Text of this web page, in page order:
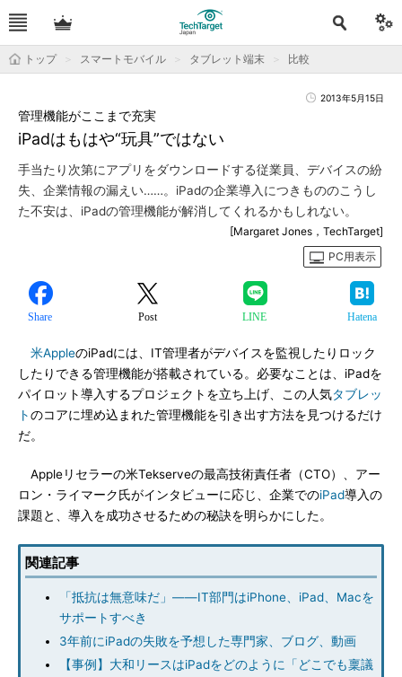
トップ スマートモバイル タブレット端末 比較
2013年5月15日
iPadはもはや“玩具”ではない
管理機能がここまで充実
手当たり次第にアプリをダウンロードする従業員、デバイスの紛
失、企業情報の漏えい……。iPadの企業導入につきもののこうし
た不安は、iPadの管理機能が解消してくれるかもしれない。
[Margaret Jones，TechTarget]
PC用表示
Share Post LINE Hatena
米AppleのiPadには、IT管理者がデバイスを監視したりロック
したりできる管理機能が搭載されている。必要なことは、iPadを
パイロット導入するプロジェクトを立ち上げ、この人気タブレッ
トのコアに埋め込まれた管理機能を引き出す方法を見つけるだけ
だ。
Appleリセラーの米Tekserveの最高技術責任者（CTO）、アー
ロン・ライマーク氏がインタビューに応じ、企業でのiPad導入の
課題と、導入を成功させるための秘訣を明らかにした。
関連記事
「抵抗は無意味だ」――IT部門はiPhone、iPad、Macを
サポートすべき
3年前にiPadの失敗を予想した専門家、ブログ、動画
【事例】大和リースはiPadをどのように「どこでも稟議